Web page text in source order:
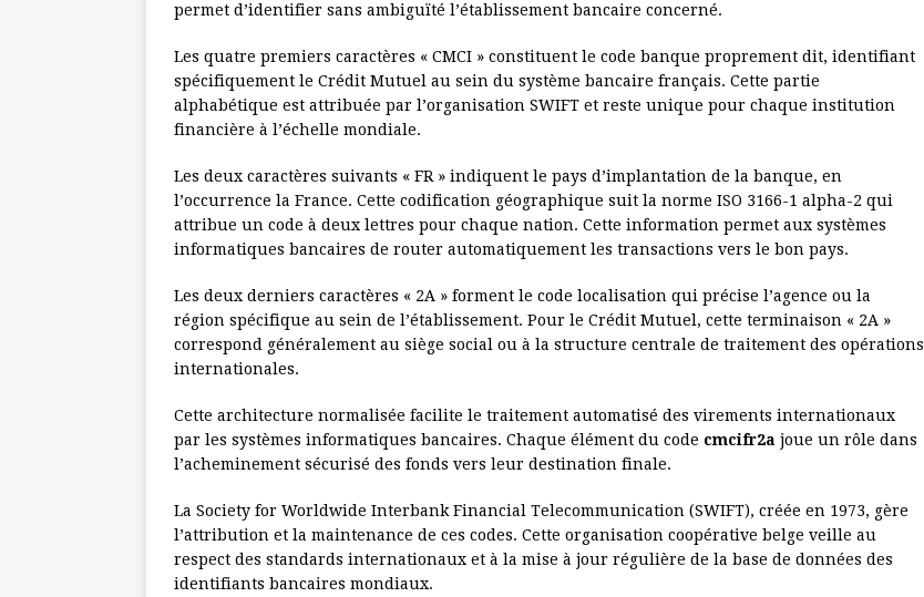
permet d’identifier sans ambiguïté l’établissement bancaire concerné.
Les quatre premiers caractères « CMCI » constituent le code banque proprement dit, identifiant
spécifiquement le Crédit Mutuel au sein du système bancaire français. Cette partie
alphabétique est attribuée par l’organisation SWIFT et reste unique pour chaque institution
financière à l’échelle mondiale.
Les deux caractères suivants « FR » indiquent le pays d’implantation de la banque, en
l’occurrence la France. Cette codification géographique suit la norme ISO 3166-1 alpha-2 qui
attribue un code à deux lettres pour chaque nation. Cette information permet aux systèmes
informatiques bancaires de router automatiquement les transactions vers le bon pays.
Les deux derniers caractères « 2A » forment le code localisation qui précise l’agence ou la
région spécifique au sein de l’établissement. Pour le Crédit Mutuel, cette terminaison « 2A »
correspond généralement au siège social ou à la structure centrale de traitement des opérations
internationales.
Cette architecture normalisée facilite le traitement automatisé des virements internationaux
par les systèmes informatiques bancaires. Chaque élément du code cmcifr2a joue un rôle dans
l’acheminement sécurisé des fonds vers leur destination finale.
La Society for Worldwide Interbank Financial Telecommunication (SWIFT), créée en 1973, gère
l’attribution et la maintenance de ces codes. Cette organisation coopérative belge veille au
respect des standards internationaux et à la mise à jour régulière de la base de données des
identifiants bancaires mondiaux.